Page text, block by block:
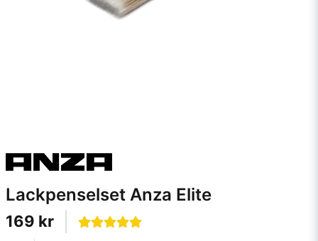
Lackpenselset Anza Elite
169 kr